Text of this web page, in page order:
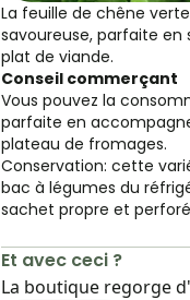
La feuille de chêne
savoureuse, parfaite
plat de viande.
Conseil commerçant
Vous pouvez la
parfaite en
plateau de fromages.
Conservation: cette
bac à légumes du
sachet propre et
Et avec ceci ?
La boutique regorge